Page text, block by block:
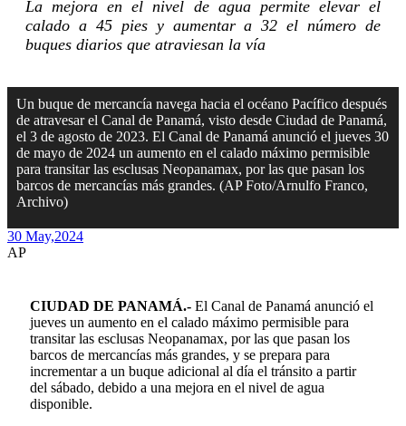
La mejora en el nivel de agua permite elevar el
calado a 45 pies y aumentar a 32 el número de
buques diarios que atraviesan la vía
Un buque de mercancía navega hacia el océano Pacífico después
de atravesar el Canal de Panamá, visto desde Ciudad de Panamá,
el 3 de agosto de 2023. El Canal de Panamá anunció el jueves 30
de mayo de 2024 un aumento en el calado máximo permisible
para transitar las esclusas Neopanamax, por las que pasan los
barcos de mercancías más grandes. (AP Foto/Arnulfo Franco,
Archivo)
30 May,2024
AP
CIUDAD DE PANAMÁ.- El Canal de Panamá anunció el
jueves un aumento en el calado máximo permisible para
transitar las esclusas Neopanamax, por las que pasan los
barcos de mercancías más grandes, y se prepara para
incrementar a un buque adicional al día el tránsito a partir
del sábado, debido a una mejora en el nivel de agua
disponible.